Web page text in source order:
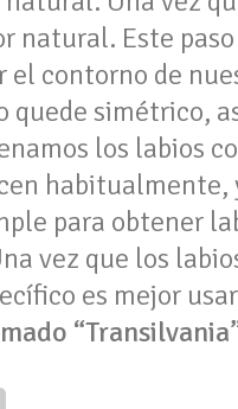
natural. Este paso
contorno de
quede simétrico,
los labios
habitualmente,
para obtener
vez que los
es mejor